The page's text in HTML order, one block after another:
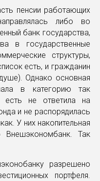
пенсии работающих
либо во
банк государства,
в государственные
структуры,
есть, и гражданин
Однако основная
в категорию так
есть не ответила на
и не распорядилась
У них накопительная
Внешэкономбанк. Так
разрешено
портфеля.